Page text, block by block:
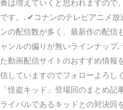
番は増えていくと思われますので
です。, ✔コナンのテレビアニメ
ンの配信数が多く、最新作の配
ャンルの偏りが無いラインナップ
た動画配信サイトのおすすめ情
信していますのでフォローよろし
「怪盗キッド」登場回のまとめ
ライバルであるキッドとの対決回